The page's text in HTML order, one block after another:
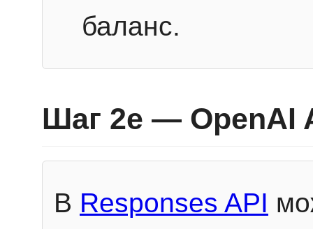
баланс.
Шаг 2e — OpenAI
В Responses API